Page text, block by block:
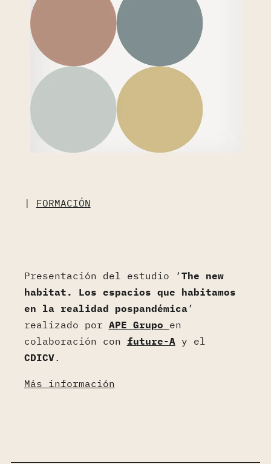
| FORMACIÓN
Presentación del estudio ‘ The new
habitat . Los espacios que habitamos
en la realidad pospandémica’
realizado por APE Grupo en
colaboración con future-A y el
CDICV.
Más información